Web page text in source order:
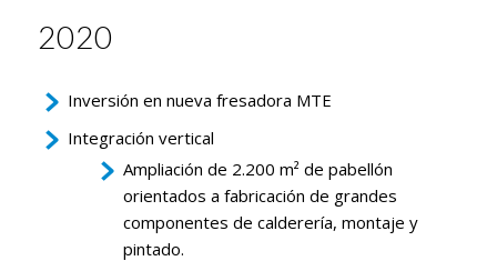
2020
Inversión en nueva fresadora MTE
Integración vertical
Ampliación de 2.200 m² de pabellón
orientados a fabricación de grandes
componentes de calderería, montaje y
pintado.